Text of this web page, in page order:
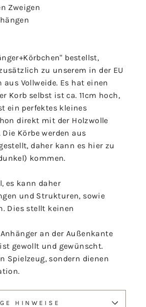
Zweigen
bestellst,
zu unserem in der EU
Vollweide. Es hat einen
Korb selbst ist ca. 11cm hoch,
ein perfektes kleines
direkt mit der Holzwolle
Körbe werden aus
daher kann es hier zu
kommen.
es kann daher
und Strukturen, sowie
Dies stellt keinen
an der Außenkante
gewollt und gewünscht.
Spielzeug, sondern dienen
HINWEISE